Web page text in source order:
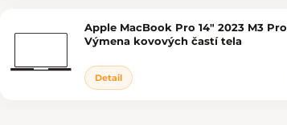
Apple MacBook Pro 14" 2023 M3 Pro
Výmena kovových častí tela
Detail